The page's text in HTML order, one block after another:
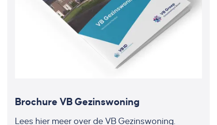
Brochure VB Gezinswoning
Lees hier meer over de VB Gezinswoning.